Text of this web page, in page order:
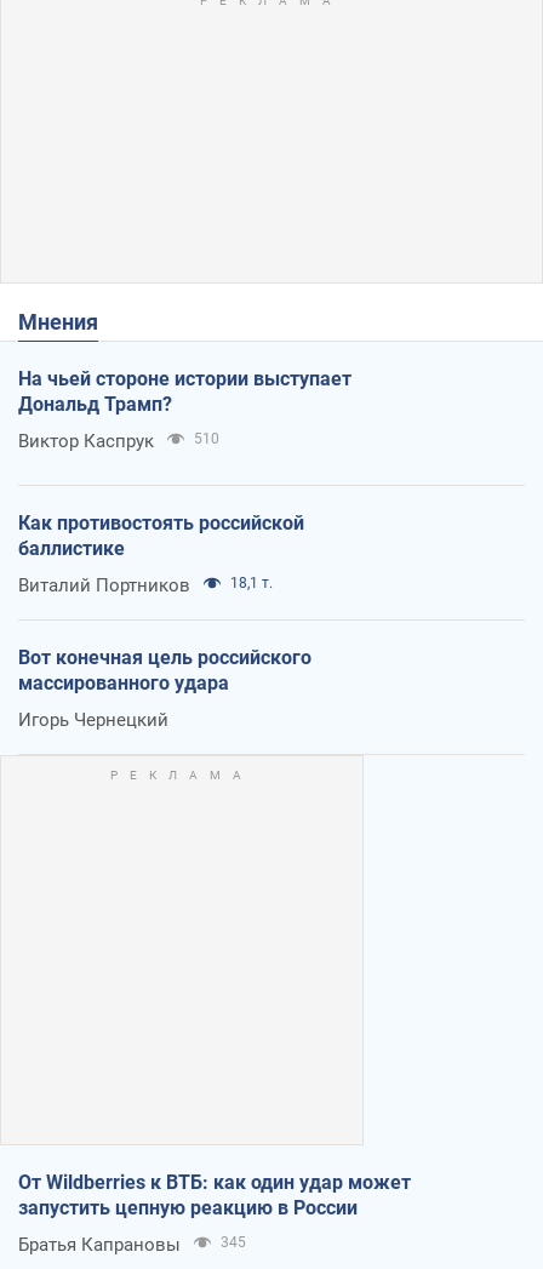
Мнения
На чьей стороне истории выступает
Дональд Трамп?
Виктор Каспрук 510
Как противостоять российской
баллистике
Виталий Портников 18,1 т.
Вот конечная цель российского
массированного удара
Игорь Чернецкий
От Wildberries к ВТБ: как один удар может
запустить цепную реакцию в России
Братья Капрановы 345